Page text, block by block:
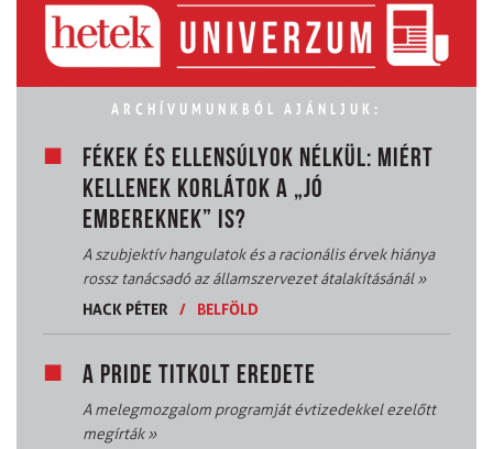
ARCHÍVUMUNKBÓL AJÁNLJUK:
FÉKEK ÉS ELLENSÚLYOK NÉLKÜL: MIÉRT
KELLENEK KORLÁTOK A „JÓ
EMBEREKNEK” IS?
A szubjektív hangulatok és a racionális érvek hiánya
rossz tanácsadó az államszervezet átalakításánál»
HACK PÉTER
/ BELFÖLD
A PRIDE TITKOLT EREDETE
A melegmozgalom programját évtizedekkel ezelőtt
megírták»